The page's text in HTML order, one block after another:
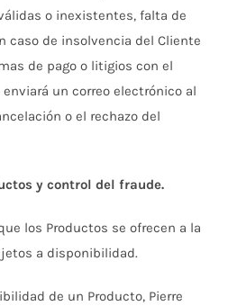
o inexistentes, falta de
caso de insolvencia del Cliente
de pago o litigios con el
un correo electrónico al
o el rechazo del
y control del fraude.
los Productos se ofrecen a la
a disponibilidad.
de un Producto, Pierre